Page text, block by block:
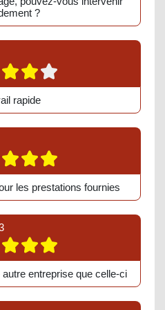
?
rapide
les prestations fournies
entreprise que celle-ci